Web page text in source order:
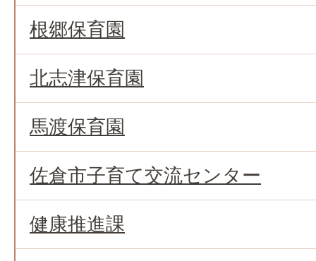
根郷保育園
北志津保育園
馬渡保育園
佐倉市子育て交流センター
健康推進課